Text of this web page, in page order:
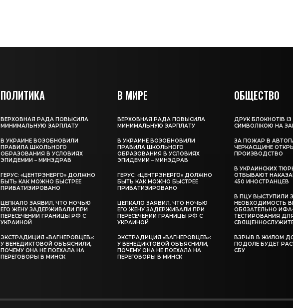
ПОЛИТИКА
ВЕРХОВНАЯ РАДА ПОВЫСИЛА
МИНИМАЛЬНУЮ ЗАРПЛАТУ
В УКРАИНЕ ВОЗОБНОВИЛИ
ПРАВИЛА ШКОЛЬНОГО
ОБРАЗОВАНИЯ В УСЛОВИЯХ
ЭПИДЕМИИ – МИНЗДРАВ
ГЕРУС: «ЦЕНТРЭНЕРГО» ДОЛЖНО
БЫТЬ КАК МОЖНО БЫСТРЕЕ
ПРИВАТИЗИРОВАНО
ЦЕПКАЛО ЗАЯВИЛ, ЧТО НОЧЬЮ
ЕГО ЖЕНУ ЗАДЕРЖИВАЛИ ПРИ
ПЕРЕСЕЧЕНИИ ГРАНИЦЫ РФ С
УКРАИНОЙ
ЭКСТРАДИЦИЯ «ВАГНЕРОВЦЕВ»:
У ВЕНЕДИКТОВОЙ ОБЪЯСНИЛИ,
ПОЧЕМУ ОНА НЕ ПОЕХАЛА НА
ПЕРЕГОВОРЫ В МИНСК
В МИРЕ
ВЕРХОВНАЯ РАДА ПОВЫСИЛА
МИНИМАЛЬНУЮ ЗАРПЛАТУ
В УКРАИНЕ ВОЗОБНОВИЛИ
ПРАВИЛА ШКОЛЬНОГО
ОБРАЗОВАНИЯ В УСЛОВИЯХ
ЭПИДЕМИИ – МИНЗДРАВ
ГЕРУС: «ЦЕНТРЭНЕРГО» ДОЛЖНО
БЫТЬ КАК МОЖНО БЫСТРЕЕ
ПРИВАТИЗИРОВАНО
ЦЕПКАЛО ЗАЯВИЛ, ЧТО НОЧЬЮ
ЕГО ЖЕНУ ЗАДЕРЖИВАЛИ ПРИ
ПЕРЕСЕЧЕНИИ ГРАНИЦЫ РФ С
УКРАИНОЙ
ЭКСТРАДИЦИЯ «ВАГНЕРОВЦЕВ»:
У ВЕНЕДИКТОВОЙ ОБЪЯСНИЛИ,
ПОЧЕМУ ОНА НЕ ПОЕХАЛА НА
ПЕРЕГОВОРЫ В МИНСК
ОБЩЕСТВО
ДРУК БЛОКНОТІВ ІЗ
СИМВОЛІКОЮ НА
ЗА ПОЖАР В
ЧЕРКАСЩИНЕ
ПРОИЗВОДСТВО
В УКРАИНСКИХ
ОТБЫВАЮТ
450 ИНОСТРАНЦЕВ
В ПЦУ ВЫСТУПИЛИ
НЕОБХОДИМОСТЬ
ОБЯЗАТЕЛЬНО
ТЕСТИРОВАНИЯ ДЛЯ
ВЗРЫВ В ЖИЛОМ
ПОДОЛЕ БУДЕТ
СБУ